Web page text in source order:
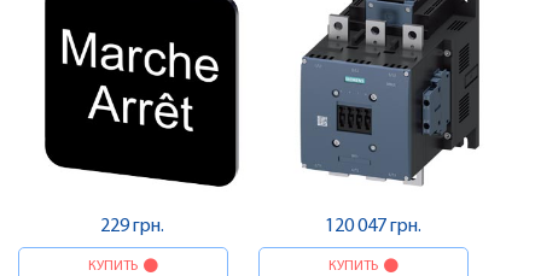
229 грн.
КУПИТЬ
120 047 грн.
КУПИТЬ